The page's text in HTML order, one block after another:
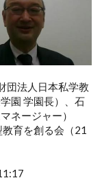
団法人日本私学教
園 学園長）、石
ネージャー）
育を創る会（21